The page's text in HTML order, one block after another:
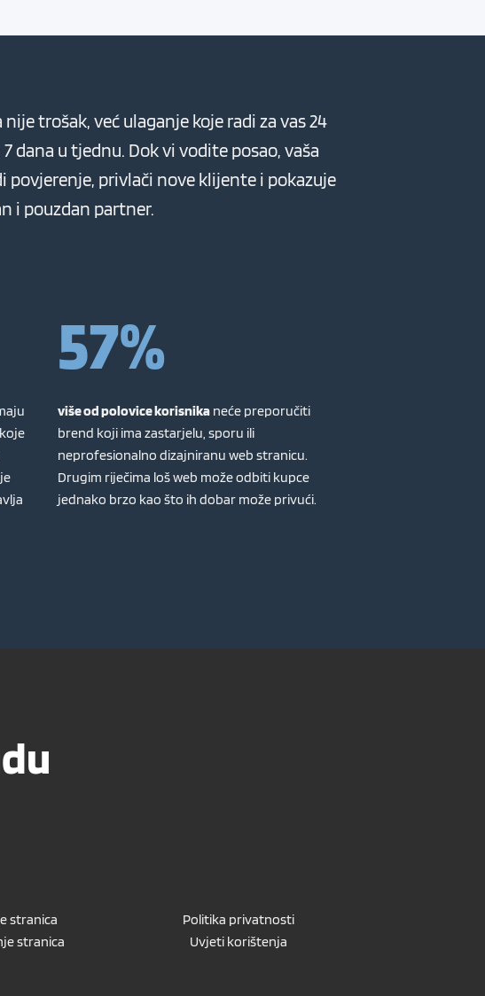
trošak, već ulaganje koje radi za vas 24
dana u tjednu. Dok vi vodite posao, vaša
povjerenje, privlači nove klijente i pokazuje
i pouzdan partner.
57%
više od polovice korisnika neće preporučiti
brend koji ima zastarjelu, sporu ili
neprofesionalno dizajniranu web stranicu.
Drugim riječima loš web može odbiti kupce
jednako brzo kao što ih dobar može privući.
stranica
stranica
Politika privatnosti
Uvjeti korištenja